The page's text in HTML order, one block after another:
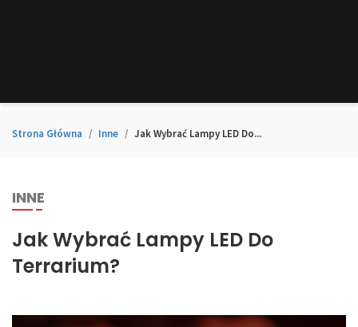
Strona Główna Inne Jak Wybrać Lampy LED Do...
INNE
Jak Wybrać Lampy LED Do
Terrarium?